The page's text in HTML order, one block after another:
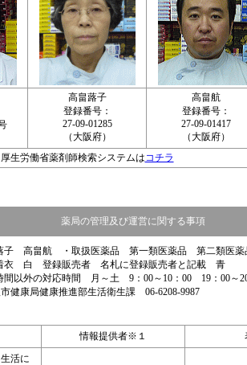
高畠蕗子
登録番号：
27-09-01285
（大阪府）
高畠航
登録番号：
27-09-01417
（大阪府）
厚生労働省薬剤師検索システムはコチラ
薬局の管理及び運営に関する事項
子 高畠航 ・取扱医薬品 第一類医薬品 第二類医
衣 白 登録販売者 名札に登録販売者と記載 青
以外の対応時間 月～土 9：00～10：00 19：00～
康局健康推進部生活衛生課 06-6208-9987
情報提供者※１
活に